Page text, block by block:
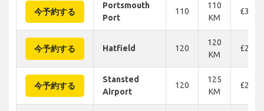
今予約する
Portsmouth
Port
110
110
KM
£329
今予約する Hatfield 120
120
KM
£263
今予約する
Stansted
Airport
120
125
KM
£208